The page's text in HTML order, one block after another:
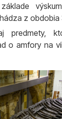
z obdobia
predmety,
o amfory na